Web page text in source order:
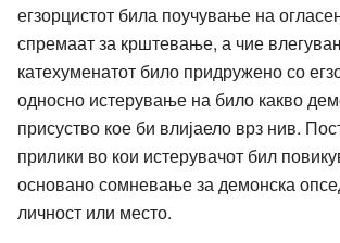
егзорцистот била поучување на
спремаат за крштевање, а чие
катехуменатот било придружено со
односно истерување на било какво
присуство кое би влијаело врз нив.
прилики во кои истерувачот бил
основано сомневање за демонска
личност или место.